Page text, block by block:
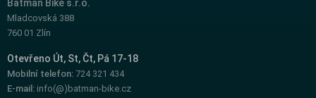
Batman Bike s.r.o.
Mladcovská 388
760 01 Zlín
Otevřeno Út, St, Čt, Pá 17-18
Mobilní telefon: 724 321 434
E-mail: info(@)batman-bike.cz